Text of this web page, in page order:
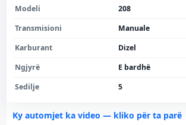
Ky automjet ka video — kliko për ta parë
Modeli
208
Transmisioni
Manuale
Karburant
Dizel
Ngjyrë
E bardhë
Sedilje
5